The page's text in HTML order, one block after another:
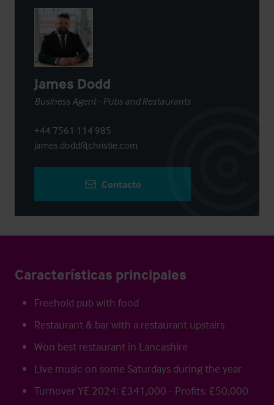
James Dodd
Business Agent - Pubs and Restaurants
+44 7561 114 985
james.dodd@christie.com
Contacto
Características principales
Freehold pub with food
Restaurant & bar with a restaurant upstairs
Won best restaurant in Lancashire
Live music on some Saturdays during the year
Turnover YE 2024: £341,000 - Profits: £50,000